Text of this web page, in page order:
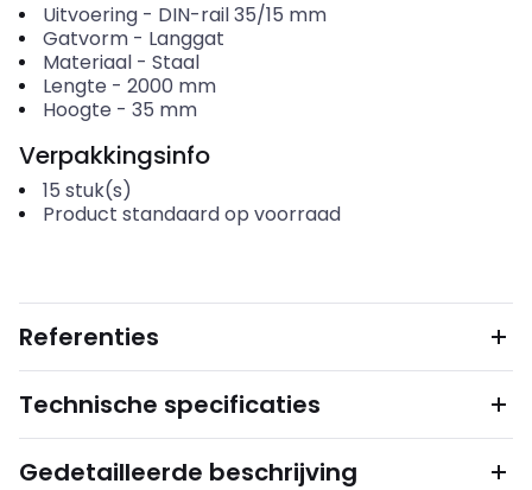
Uitvoering- DIN-rail 35/15 mm
Gatvorm- Langgat
Materiaal- Staal
Lengte - 2000 mm
Hoogte - 35 mm
Verpakkingsinfo
15 stuk(s)
Product standaard op voorraad
Referenties
Technische specificaties
Gedetailleerde beschrijving